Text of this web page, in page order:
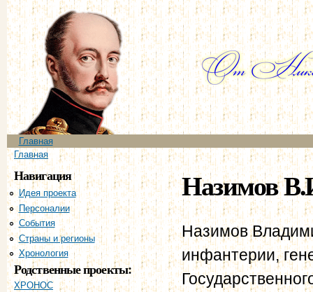
Главное меню
Главная
Вы здесь
Главная
Навигация
Идея проекта
Персоналии
События
Страны и регионы
Хронология
Родственные проекты:
ХРОНОС
Назимов
Назимов
инфантерии,